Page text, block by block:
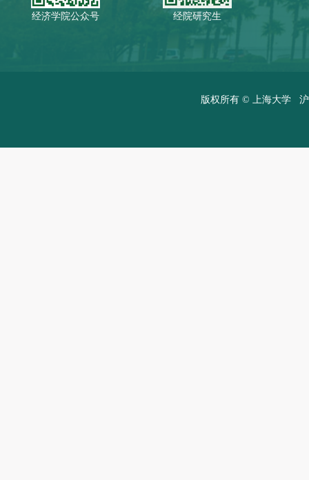
经济学院公众号 经院研究生
版权所有 © 上海大学